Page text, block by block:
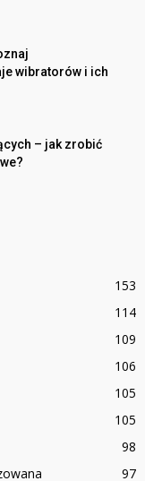
wibratorów i ich
– jak zrobić
153
114
109
106
105
105
98
97